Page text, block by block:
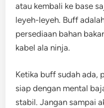
atau kembali ke base
leyeh-leyeh. Buff
persediaan bahan
kabel ala ninja.
Ketika buff sudah ada,
siap dengan mental
stabil. Jangan sampai